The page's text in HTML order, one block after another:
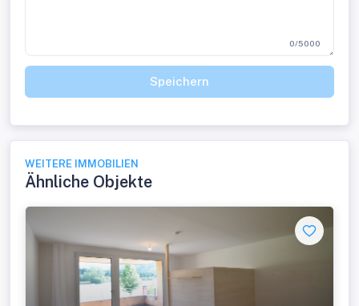
0/5000
Speichern
WEITERE IMMOBILIEN
Ähnliche Objekte